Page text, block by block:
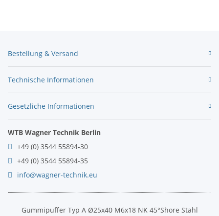
Bestellung & Versand
Technische Informationen
Gesetzliche Informationen
WTB Wagner Technik Berlin
+49 (0) 3544 55894-30
+49 (0) 3544 55894-35
info@wagner-technik.eu
Gummipuffer Typ A Ø25x40 M6x18 NK 45°Shore Stahl